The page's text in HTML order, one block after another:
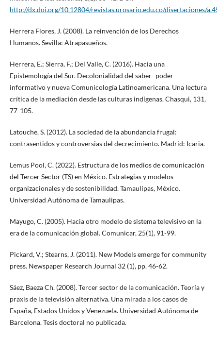
http://dx.doi.org/10.12804/revistas.urosario.edu.co/disertaciones/
Herrera Flores, J. (2008). La reinvención de los Derechos
Humanos. Sevilla: Atrapasueños.
Herrera, E.; Sierra, F.; Del Valle, C. (2016). Hacia una
Epistemología del Sur. Decolonialidad del saber- poder
informativo y nueva Comunicología Latinoamericana. Una lectura
crítica de la mediación desde las culturas indígenas. Chasqui, 131,
77-105.
Latouche, S. (2012). La sociedad de la abundancia frugal:
contrasentidos y controversias del decrecimiento. Madrid: Icaria.
Lemus Pool, C. (2022). Estructura de los medios de comunicación
del Tercer Sector (TS) en México. Estrategias y modelos
organizacionales y de sostenibilidad. Tamaulipas, México.
Universidad Autónoma de Tamaulipas.
Mayugo, C. (2005). Hacia otro modelo de sistema televisivo en la
era de la comunicación global. Comunicar, 25(1), 91-99.
Pickard, V.; Stearns, J. (2011). New Models emerge for community
press. Newspaper Research Journal 32 (1), pp. 46-62.
Sáez, Baeza Ch. (2008). Tercer sector de la comunicación. Teoría y
praxis de la televisión alternativa. Una mirada a los casos de
España, Estados Unidos y Venezuela. Universidad Autónoma de
Barcelona. Tesis doctoral no publicada.